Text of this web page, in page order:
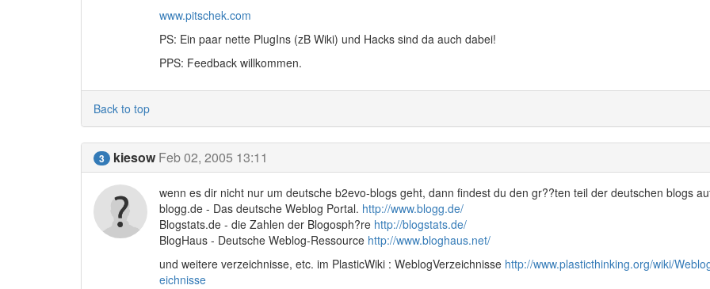
www.pitschek.com
PS: Ein paar nette PlugIns (zB Wiki) und Hacks sind da auch dabei!
PPS: Feedback willkommen.
Back to top
3 kiesow Feb 02, 2005 13:11
wenn es dir nicht nur um deutsche b2evo-blogs geht, dann findest du den gr??ten teil der deutschen blogs
blogg.de - Das deutsche Weblog Portal. http://www.blogg.de/
Blogstats.de - die Zahlen der Blogosph?re http://blogstats.de/
BlogHaus - Deutsche Weblog-Ressource http://www.bloghaus.net/
und weitere verzeichnisse, etc. im PlasticWiki : WeblogVerzeichnisse http://www.plasticthinking.org/wiki/
eichnisse